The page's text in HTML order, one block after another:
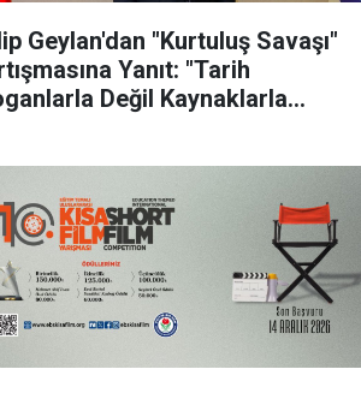
Geylan'dan "Kurtuluş Savaşı"
Yanıt: "Tarih
Değil Kaynaklarla